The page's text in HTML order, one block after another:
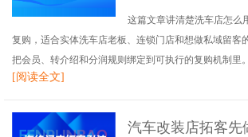
这篇文章讲清楚洗车店怎么
复购，适合实体洗车店老板、连锁门店和想做私域留客
把会员、转介绍和分润规则绑定到可执行的复购机制里。
[阅读全文]
汽车改装店拓客先